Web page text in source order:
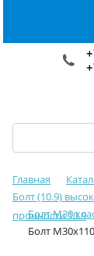
Главная
Болт (10.9)
прочности 10.9
Болт М30
Болт